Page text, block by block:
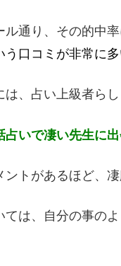
ル通り、その的中
う口コミが非常に
は、占い上級者ら
占いで凄い先生に出
ントがあるほど、
ては、自分の事の